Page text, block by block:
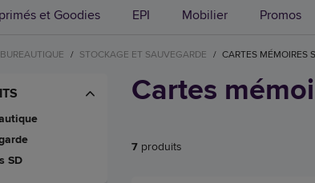
et Goodies EPI Mobilier Promos
/ STOCKAGE ET SAUVEGARDE / CARTES MÉMOIRES
SD
Cartes
7 produits